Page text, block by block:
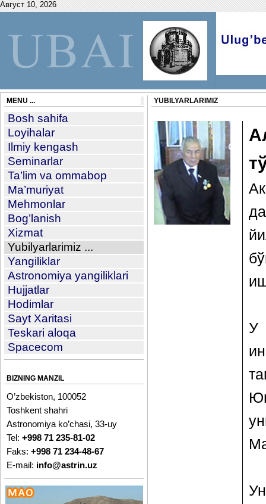
Август 10, 2026
MENU ...
Bosh sahifa
Loyihalar
Ilmiy kengash
Seminarlar
Ta’lim va ommabop
Ma’muriyat
Mehmonlar
Bog’lanish
Xizmat
Yubilyarlarimiz ...
Yangiliklar
Astronomiya yangiliklari
Hujjatlar
Hodimlar
Sayt Xaritasi
Teskari aloqa
Spacecom
BIZNING MANZIL
O’zbekiston, 100052
Toshkent shahri
Astronomiya ko’chasi, 33-uy
Tel: +998 71 235-81-02
Faks: +998 71 234-48-67
E-mail: info@astrin.uz
YUBILYARLARIMIZ
У